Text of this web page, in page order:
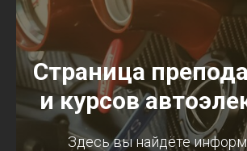
Страница
и курсов
Здесь вы найдёте